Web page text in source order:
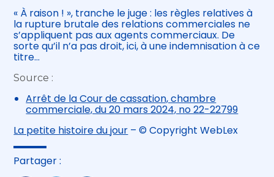
« À raison ! », tranche le juge : les règles relatives à
la rupture brutale des relations commerciales ne
s’appliquent pas aux agents commerciaux. De
sorte qu’il n’a pas droit, ici, à une indemnisation à ce
titre…
Source :
Arrêt de la Cour de cassation, chambre
commerciale, du 20 mars 2024, no 22-22799
La petite histoire du jour – © Copyright WebLex
Partager :